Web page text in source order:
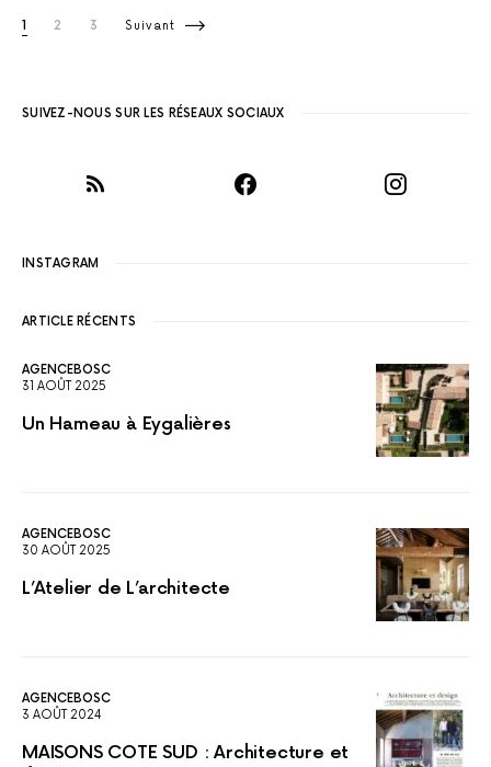
Navigation des articles
1 2 3 Suivant
SUIVEZ-NOUS SUR LES RÉSEAUX SOCIAUX
INSTAGRAM
ARTICLE RÉCENTS
AGENCEBOSC
31 AOÛT 2025
Un Hameau à Eygalières
AGENCEBOSC
30 AOÛT 2025
L’Atelier de L’architecte
AGENCEBOSC
3 AOÛT 2024
MAISONS COTE SUD : Architecture et